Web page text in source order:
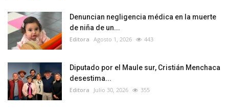
Denuncian negligencia médica en la muerte
de niña de un...
Editora Agosto 1, 2026 443
Diputado por el Maule sur, Cristián Menchaca
desestima...
Editora Julio 30, 2026 355